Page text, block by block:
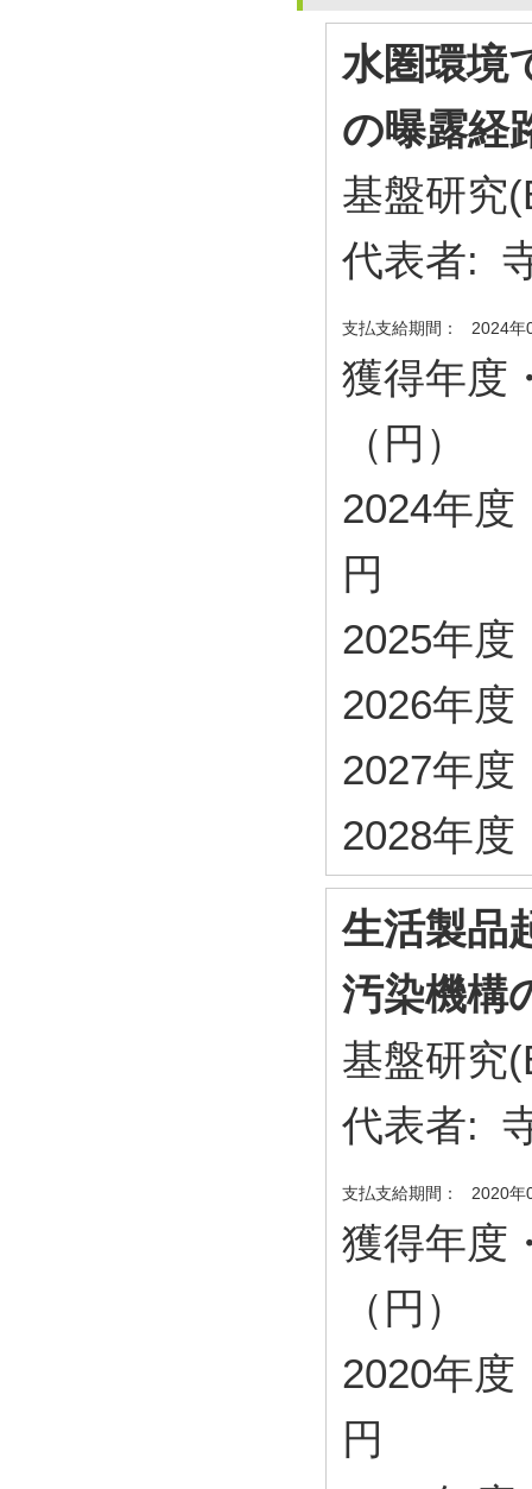
水圏環境
の曝露経
基盤研究
代表者:
支払支給期間： 2024年
獲得年度
（円）
2024年度
円
2025年度
2026年度
2027年度
2028年度
生活製品
汚染機構
基盤研究
代表者:
支払支給期間： 2020年
獲得年度
（円）
2020年度
円